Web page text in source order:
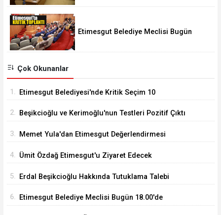
Etimesgut Belediye Meclisi Bugün
Çok Okunanlar
1. Etimesgut Belediyesi'nde Kritik Seçim 10
2. Beşikcioğlu ve Kerimoğlu'nun Testleri Pozitif Çıktı
3. Memet Yula'dan Etimesgut Değerlendirmesi
4. Ümit Özdağ Etimesgut'u Ziyaret Edecek
5. Erdal Beşikcioğlu Hakkında Tutuklama Talebi
6. Etimesgut Belediye Meclisi Bugün 18.00'de